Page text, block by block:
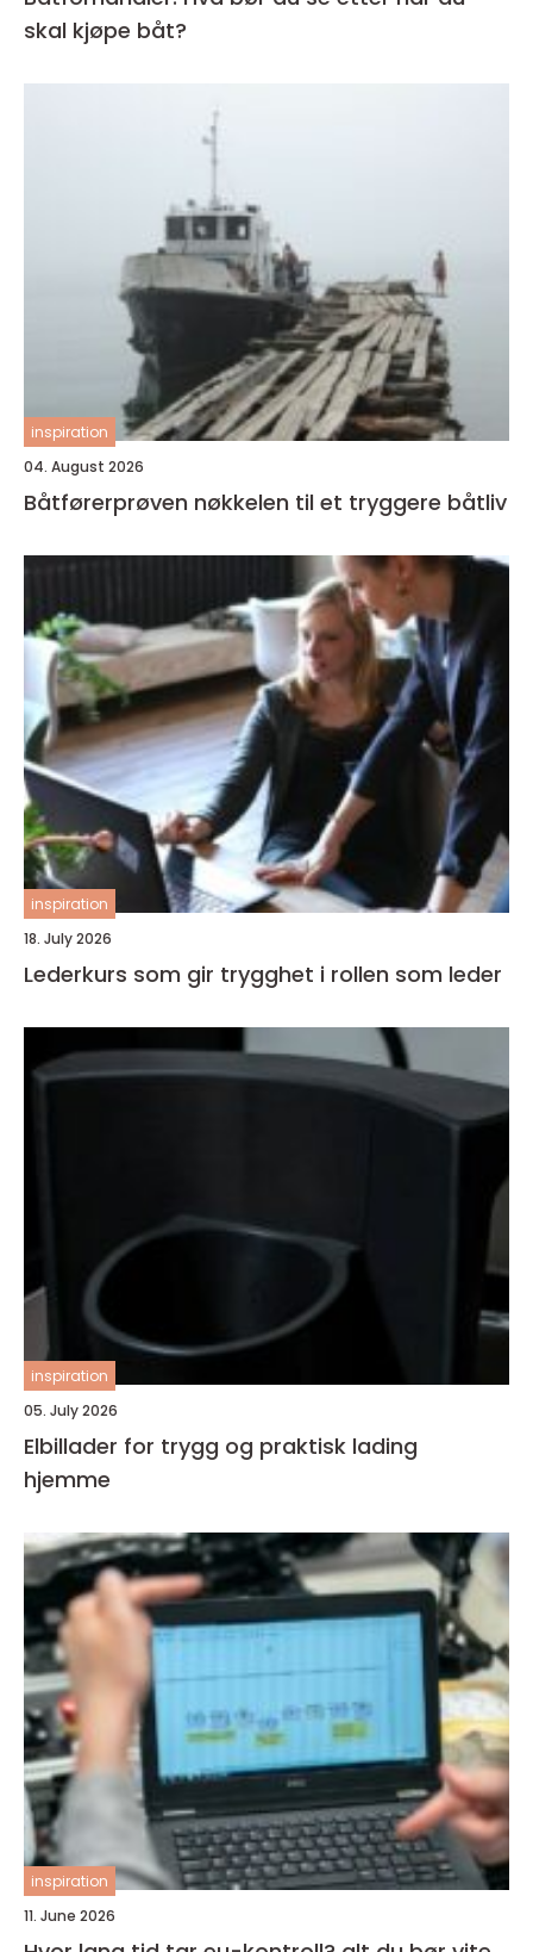
skal kjøpe båt?
inspiration
04. August 2026
Båtførerprøven nøkkelen til et tryggere båtliv
inspiration
18. July 2026
Lederkurs som gir trygghet i rollen som leder
inspiration
05. July 2026
Elbillader for trygg og praktisk lading
hjemme
inspiration
11. June 2026